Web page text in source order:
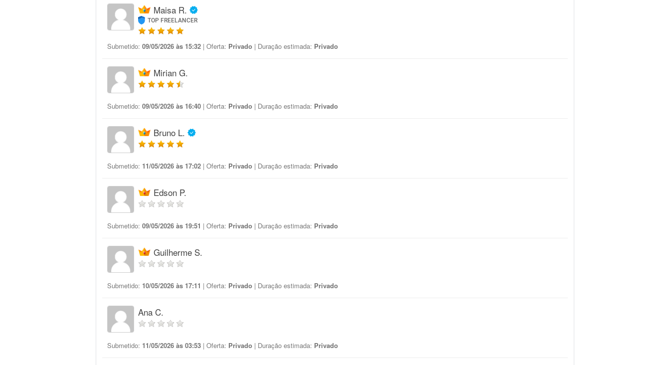
Maisa R.
TOP FREELANCER
Submetido: 09/05/2026 às 15:32 | Oferta: Privado | Duração estimada: Privado
Mirian G.
Submetido: 09/05/2026 às 16:40 | Oferta: Privado | Duração estimada: Privado
Bruno L.
Submetido: 11/05/2026 às 17:02 | Oferta: Privado | Duração estimada: Privado
Edson P.
Submetido: 09/05/2026 às 19:51 | Oferta: Privado | Duração estimada: Privado
Guilherme S.
Submetido: 10/05/2026 às 17:11 | Oferta: Privado | Duração estimada: Privado
Ana C.
Submetido: 11/05/2026 às 03:53 | Oferta: Privado | Duração estimada: Privado